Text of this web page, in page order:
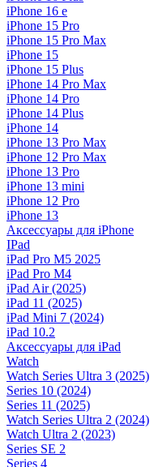
iPhone 16 e
iPhone 15 Pro
iPhone 15 Pro Max
iPhone 15
iPhone 15 Plus
iPhone 14 Pro Max
iPhone 14 Pro
iPhone 14 Plus
iPhone 14
iPhone 13 Pro Max
iPhone 12 Pro Max
iPhone 13 Pro
iPhone 13 mini
iPhone 12 Pro
iPhone 13
Аксессуары для iPhone
IPad
iPad Pro M5 2025
iPad Pro M4
iPad Air (2025)
iPad 11 (2025)
iPad Mini 7 (2024)
iPad 10.2
Аксессуары для iPad
Watch
Watch Series Ultra 3 (2025)
Series 10 (2024)
Series 11 (2025)
Watch Series Ultra 2 (2024)
Watch Ultra 2 (2023)
Series SE 2
Series 4